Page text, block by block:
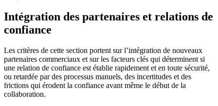
Intégration des partenaires et relations de
confiance
Les critères de cette section portent sur l’intégration de nouveaux
partenaires commerciaux et sur les facteurs clés qui déterminent si
une relation de confiance est établie rapidement et en toute sécurité,
ou retardée par des processus manuels, des incertitudes et des
frictions qui érodent la confiance avant même le début de la
collaboration.